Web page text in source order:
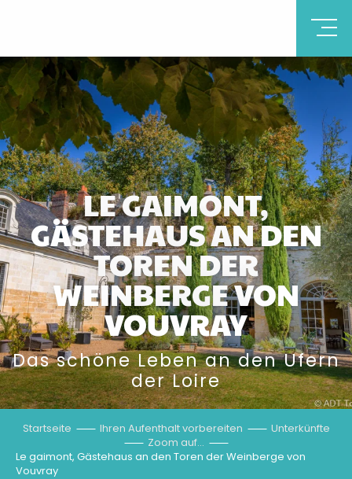
LE GAIMONT,
GÄSTEHAUS AN DEN
TOREN DER
WEINBERGE VON
VOUVRAY
Das schöne Leben an den Ufern
der Loire
Startseite Ihren Aufenthalt vorbereiten
Unterkünfte
Zoom auf…
Le gaimont, Gästehaus an den Toren der Weinberge von
Vouvray